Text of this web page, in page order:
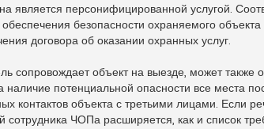
является персонифицированной услугой.
безопасности охраняемого
договора об оказании охранных услуг.
сопровождает объект на выезде, может
наличие потенциальной опасности все места
контактов объекта с третьими лицами. Если
сотрудника ЧОПа расширяется, как и список